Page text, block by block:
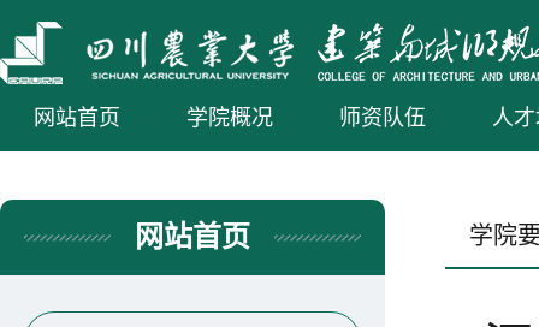
网站首页 学院概况 师资队伍 人
网站首页 学院